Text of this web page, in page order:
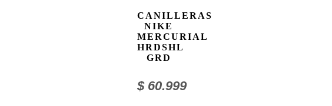
CANILLERAS
NIKE
MERCURIAL
HRDSHL
GRD
$60.999